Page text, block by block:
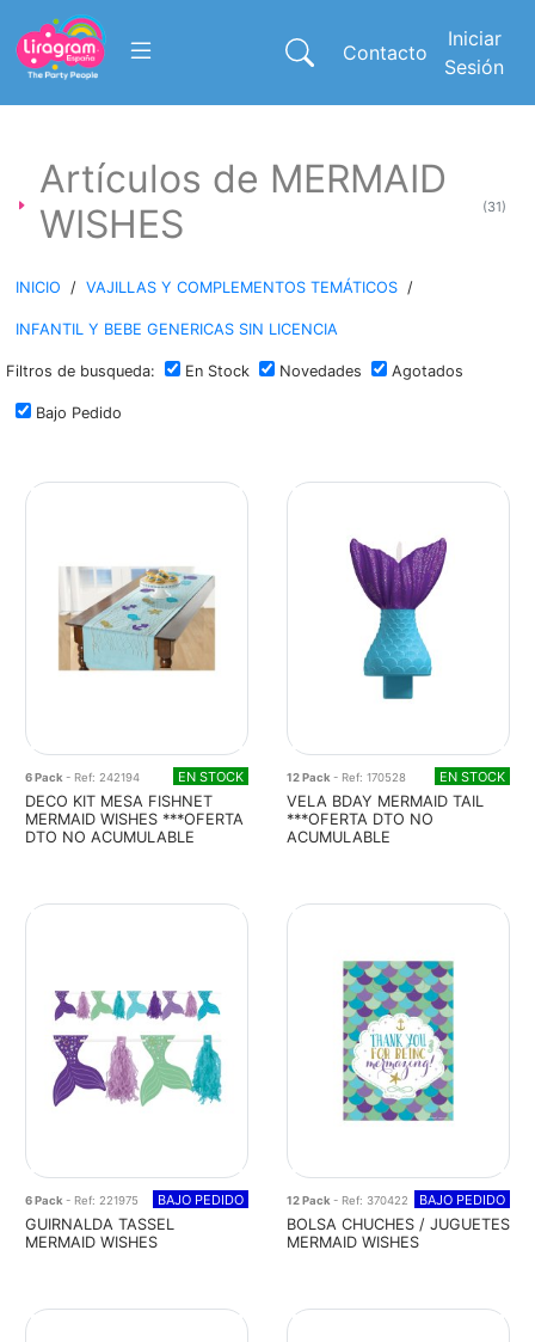
Contacto
Iniciar
Sesión
Artículos de MERMAID
WISHES
(31)
INICIO / VAJILLAS Y COMPLEMENTOS TEMÁTICOS /
INFANTIL Y BEBE GENERICAS SIN LICENCIA
Filtros de busqueda: En Stock Novedades Agotados
Bajo Pedido
6 Pack- Ref: 242194 EN STOCK
DECO KIT MESA FISHNET
MERMAID WISHES ***OFERTA
DTO NO ACUMULABLE
12 Pack- Ref: 170528 EN STOCK
VELA BDAY MERMAID TAIL
***OFERTA DTO NO
ACUMULABLE
6 Pack - Ref: 221975 BAJO PEDIDO
GUIRNALDA TASSEL
MERMAID WISHES
12 Pack - Ref: 370422 BAJO PEDIDO
BOLSA CHUCHES / JUGUETES
MERMAID WISHES